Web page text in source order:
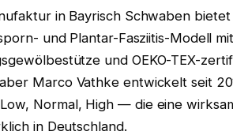
in Bayrisch Schwaben
und Plantar-Fasziitis-Modell
und OEKO-TEX-
Marco Vathke entwickelt seit
Normal, High — die eine
in Deutschland.